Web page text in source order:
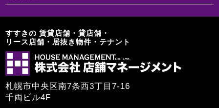
すすきの 賃貸店舗・貸店舗・
リース店舗・居抜き物件・テナント
札幌市中央区南7条西3丁目7-16
千両ビル4F